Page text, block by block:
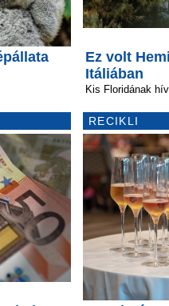
Ez volt
Itáliában
Kis Floridának
RECIKLI